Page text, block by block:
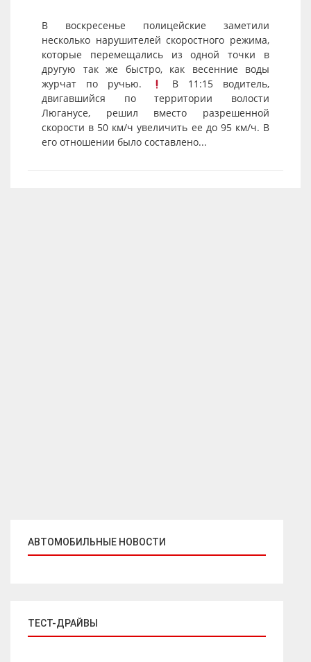
АВТОМОБИЛЬНЫЕ НОВОСТИ
ТЕСТ-ДРАЙВЫ
В воскресенье полицейские заметили
несколько нарушителей скоростного режима,
которые перемещались из одной точки в
другую так же быстро, как весенние воды
журчат по ручью.
В 11:15 водитель,
двигавшийся по территории волости
Люганусе, решил вместо разрешенной
скорости в 50 км/ч увеличить ее до 95 км/ч. В
его отношении было составлено...